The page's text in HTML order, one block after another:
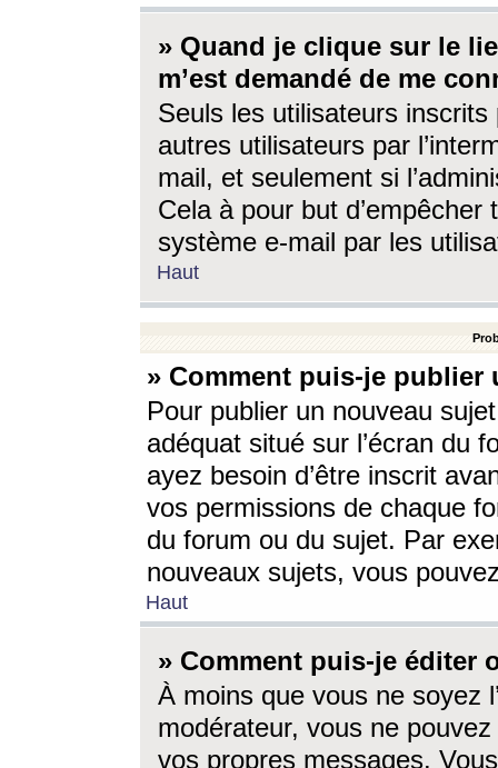
» Quand je clique sur le
m’est demandé de me
Seuls les utilisateurs
autres utilisateurs par
mail, et seulement si
Cela à pour but
système e-mail par les
Haut
» Comment puis-je
Pour publier un nouveau
adéquat situé sur l’écran du
ayez besoin d’être inscrit
vos permissions de chaque
du forum ou du sujet. Par
nouveaux sujets, vous
Haut
» Comment puis-je éditer
À moins que vous ne soyez
modérateur, vous ne
vos propres messages.